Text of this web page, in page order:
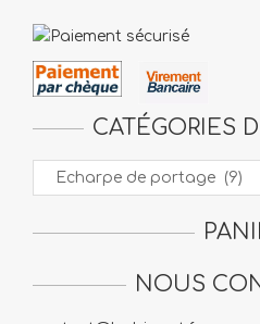
CATÉGORIES
NOUS